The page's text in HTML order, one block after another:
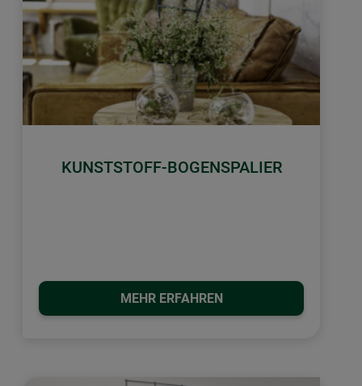
KUNSTSTOFF-BOGENSPALIER
MEHR ERFAHREN